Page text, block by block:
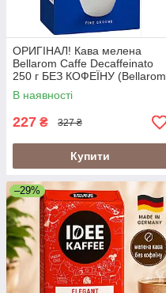
ОРИГІНАЛ! Кава мелена
Bellarom Caffe Decaffeinato
250 г БЕЗ КОФЕЇНУ (Bellarom
Decaf)
В наявності
227 ₴ 327 ₴
Купити
–29%